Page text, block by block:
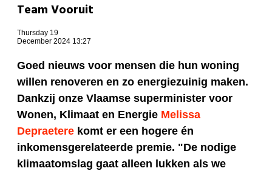
Team Vooruit
Thursday 19
December 2024 13:27
Goed nieuws voor mensen die hun woning
willen renoveren en zo energiezuinig maken.
Dankzij onze Vlaamse superminister voor
Wonen, Klimaat en Energie Melissa
Depraetere komt er een hogere én
inkomensgerelateerde premie. "De nodige
klimaatomslag gaat alleen lukken als we